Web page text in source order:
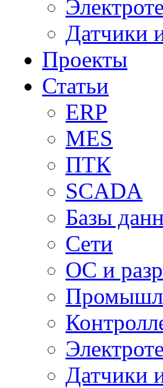
Датчики
Проекты
Статьи
ERP
MES
ПТК
SCADA
Базы
Сети
ОС и
Датчики